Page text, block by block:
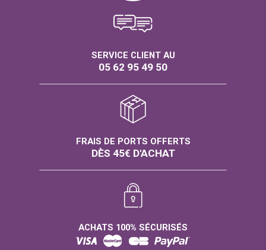
SERVICE CLIENT AU
05 62 95 49 50
FRAIS DE PORTS OFFERTS
DÈS 45€ D'ACHAT
ACHATS 100% SÉCURISÉS